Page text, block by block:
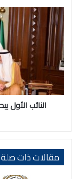
البيئة
النائب
الأول
يبحث
مع
وزير
الدفاع
اللبناني
أوجه
التعاون
المشتركالنائب الأول
مقالات ذات صلة